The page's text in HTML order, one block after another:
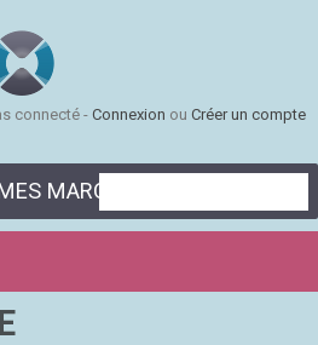
connecté - Connexion ou Créer un compte
MARQUE-PAGES